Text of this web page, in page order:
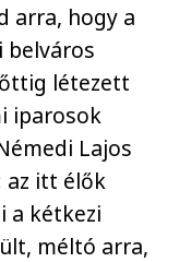
arra, hogy a
belváros
létezett
iparosok
Lajos
itt élők
a kétkezi
méltó arra,